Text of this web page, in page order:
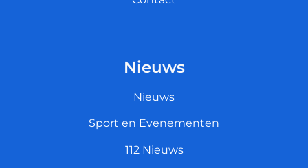
Nieuws
Nieuws
Sport en Evenementen
112 Nieuws